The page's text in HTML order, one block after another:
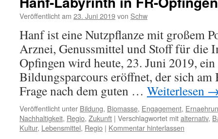
Veröffentlicht am 23. Juni 2019von Schw
Hanf ist eine Nutzpflanze mit großem
Arznei, Genussmittel und Stoff für die
Opfingen wird heute, 23. Juni 2019,
Bildungsparcours eröffnet, der sich am
Frage nach dem guten … Weiterlesen
Veröffentlicht unter Bildung, Biomasse, Engagement,
Nachhaltigkeit, Regio, Zukunft | Verschlagwortet mitalternativ,
Kultur, Lebensmittel, Regio | Kommentar hinterlassen